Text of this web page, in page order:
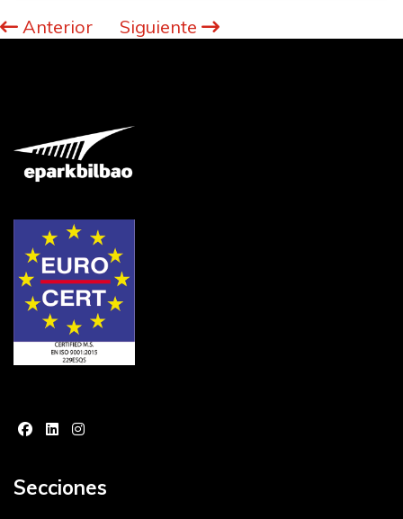
Anterior Siguiente
Secciones